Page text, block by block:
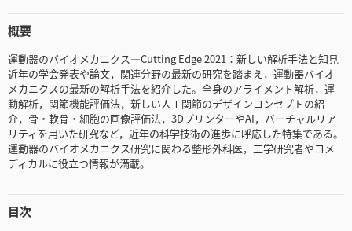
概要
運動器のバイオメカニクス―Cutting Edge 2021：新しい解析手法と知見
近年の学会発表や論文，関連分野の最新の研究を踏まえ，運動器バイオ
メカニクスの最新の解析手法を紹介した。全身のアライメント解析，運
動解析，関節機能評価法，新しい人工関節のデザインコンセプトの紹
介，骨・軟骨・細胞の画像評価法，3DプリンターやAI，バーチャルリア
リティを用いた研究など，近年の科学技術の進歩に呼応した特集である。
運動器のバイオメカニクス研究に関わる整形外科医，工学研究者やコメ
ディカルに役立つ情報が満載。
目次